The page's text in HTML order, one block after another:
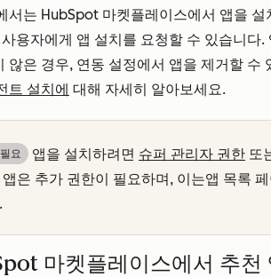
서는 HubSpot 마켓플레이스에서 앱을
용자에게 앱 설치를 요청할 수 있습니다
않은 경우, 연동 설정에서 앱을 제거할 수
트 설치에 대해 자세히 알아보세요.
요 앱을 설치하려면 슈퍼 관리자 권한 또
앱은 추가 권한이 필요하며, 이는앱 목록
.
마켓플레이스에서 추천